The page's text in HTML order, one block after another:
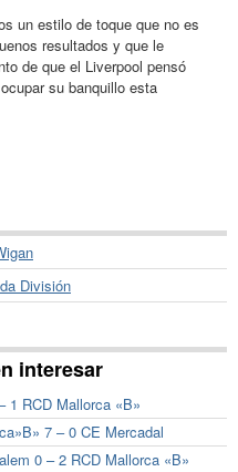
un estilo de toque que no es
resultados y que le
de que el Liverpool pensó
su banquillo esta
División
interesar
1 RCD Mallorca «B»
7 – 0 CE Mercadal
0 – 2 RCD Mallorca «B»